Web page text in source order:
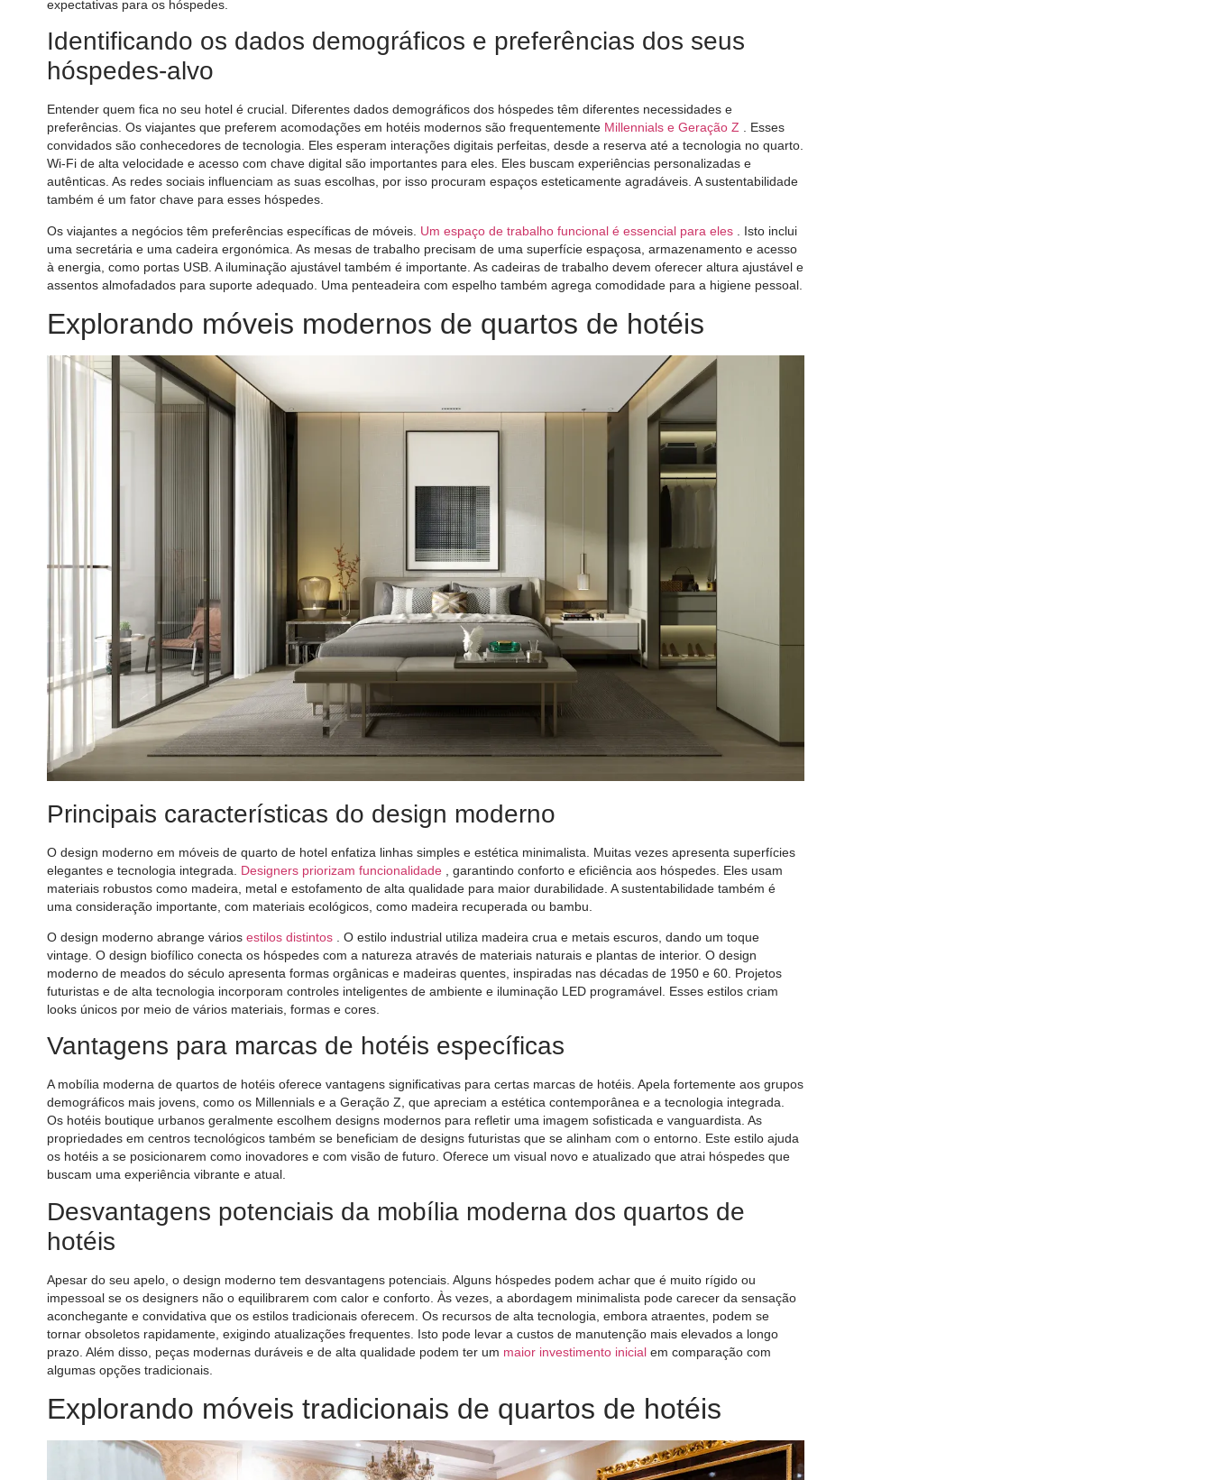
expectativas para os hóspedes.
Identificando os dados demográficos e preferências dos seus
hóspedes-alvo
Entender quem fica no seu hotel é crucial. Diferentes dados demográficos dos hóspedes têm diferentes necessidades e
preferências. Os viajantes que preferem acomodações em hotéis modernos são frequentemente Millennials e Geração Z
. Esses
convidados são conhecedores de tecnologia. Eles esperam interações digitais perfeitas, desde a reserva até a tecnologia no quarto.
Wi-Fi de alta velocidade e acesso com chave digital são importantes para eles. Eles buscam experiências personalizadas e
autênticas. As redes sociais influenciam as suas escolhas, por isso procuram espaços esteticamente agradáveis. A sustentabilidade
também é um fator chave para esses hóspedes.
Os viajantes a negócios têm preferências específicas de móveis. Um espaço de trabalho funcional é essencial para eles
. Isto inclui
uma secretária e uma cadeira ergonómica. As mesas de trabalho precisam de uma superfície espaçosa, armazenamento e acesso
à energia, como portas USB. A iluminação ajustável também é importante. As cadeiras de trabalho devem oferecer altura ajustável e
assentos almofadados para suporte adequado. Uma penteadeira com espelho também agrega comodidade para a higiene pessoal.
Explorando móveis modernos de quartos de hotéis
Principais características do design moderno
O design moderno em móveis de quarto de hotel enfatiza linhas simples e estética minimalista. Muitas vezes apresenta superfícies
elegantes e tecnologia integrada. Designers priorizam funcionalidade
, garantindo conforto e eficiência aos hóspedes. Eles usam
materiais robustos como madeira, metal e estofamento de alta qualidade para maior durabilidade. A sustentabilidade também é
uma consideração importante, com materiais ecológicos, como madeira recuperada ou bambu.
O design moderno abrange vários estilos distintos
. O estilo industrial utiliza madeira crua e metais escuros, dando um toque
vintage. O design biofílico conecta os hóspedes com a natureza através de materiais naturais e plantas de interior. O design
moderno de meados do século apresenta formas orgânicas e madeiras quentes, inspiradas nas décadas de 1950 e 60. Projetos
futuristas e de alta tecnologia incorporam controles inteligentes de ambiente e iluminação LED programável. Esses estilos criam
looks únicos por meio de vários materiais, formas e cores.
Vantagens para marcas de hotéis específicas
A mobília moderna de quartos de hotéis oferece vantagens significativas para certas marcas de hotéis. Apela fortemente aos grupos
demográficos mais jovens, como os Millennials e a Geração Z, que apreciam a estética contemporânea e a tecnologia integrada.
Os hotéis boutique urbanos geralmente escolhem designs modernos para refletir uma imagem sofisticada e vanguardista. As
propriedades em centros tecnológicos também se beneficiam de designs futuristas que se alinham com o entorno. Este estilo ajuda
os hotéis a se posicionarem como inovadores e com visão de futuro. Oferece um visual novo e atualizado que atrai hóspedes que
buscam uma experiência vibrante e atual.
Desvantagens potenciais da mobília moderna dos quartos de
hotéis
Apesar do seu apelo, o design moderno tem desvantagens potenciais. Alguns hóspedes podem achar que é muito rígido ou
impessoal se os designers não o equilibrarem com calor e conforto. Às vezes, a abordagem minimalista pode carecer da sensação
aconchegante e convidativa que os estilos tradicionais oferecem. Os recursos de alta tecnologia, embora atraentes, podem se
tornar obsoletos rapidamente, exigindo atualizações frequentes. Isto pode levar a custos de manutenção mais elevados a longo
prazo. Além disso, peças modernas duráveis ​​e de alta qualidade podem ter um maior investimento inicial em comparação com
algumas opções tradicionais.
Explorando móveis tradicionais de quartos de hotéis